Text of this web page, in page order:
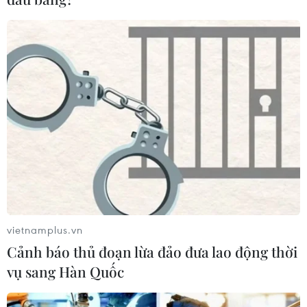
Israel và Hội đồng Hòa bình thảo
luận giải giáp vũ khí tại Gaza
04/08/2026 05:06
Iran đề xuất thành lập liên minh an
ninh giữa các nước Hồi giáo trong
Iran ra điều kiện gì với Mỹ
trước khi mở lại Eo biển Hormuz?
Iran tuyên bố chưa đạt đủ điều kiện
vietnamplus.vn
Cảnh báo thủ đoạn lừa đảo đưa lao động thời
vụ sang Hàn Quốc